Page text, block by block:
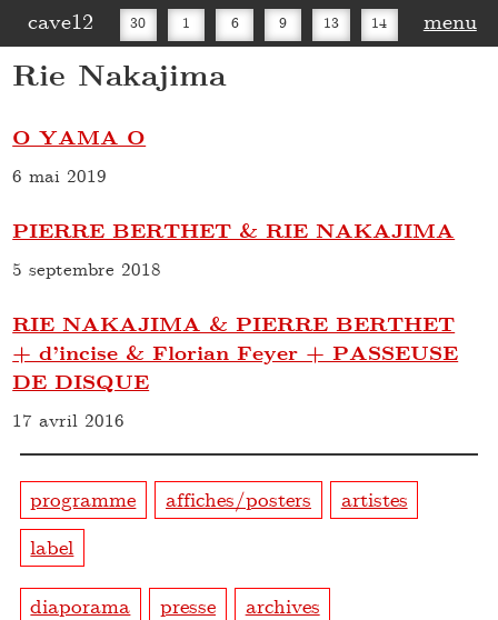
cave12 30 1 6 9 13 14 menu
Rie Nakajima
O YAMA O
6 mai 2019
PIERRE BERTHET & RIE NAKAJIMA
5 septembre 2018
RIE NAKAJIMA & PIERRE BERTHET
+ d’incise & Florian Feyer + PASSEUSE
DE DISQUE
17 avril 2016
programme affiches/posters
artistes
label
diaporama presse archives